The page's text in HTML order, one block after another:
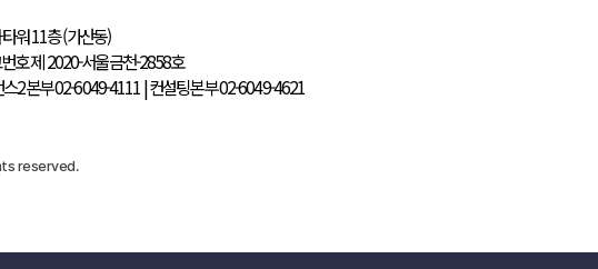
고번호 제 2020-서울금천-2858호